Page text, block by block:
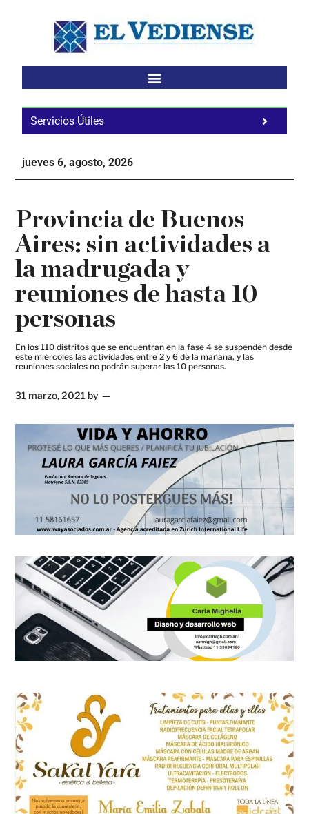
Servicios Útiles
jueves 6, agosto, 2026
Provincia de Buenos
Aires: sin actividades a
la madrugada y
reuniones de hasta 10
personas
En los 110 distritos que se encuentran en la fase 4 se suspenden desde
este miércoles las actividades entre 2 y 6 de la mañana, y las
reuniones sociales no podrán superar las 10 personas.
31 marzo, 2021 by